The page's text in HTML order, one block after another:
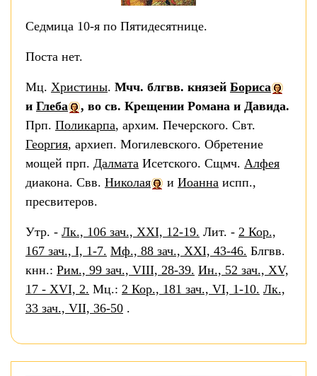
Седмица 10-я по Пятидесятнице.
Поста нет.
Мц. Христины. Мчч. блгвв. князей Бориса
и Глеба
, во св. Крещении Романа и Давида.
Прп. Поликарпа, архим. Печерского. Свт.
Георгия, архиеп. Могилевского. Обретение
мощей прп. Далмата Исетского. Сщмч. Алфея
диакона. Свв. Николая и Иоанна испп.,
пресвитеров.
Утр. - Лк., 106 зач., XXI, 12-19. Лит. - 2 Кор.,
167 зач., I, 1-7. Мф., 88 зач., XXI, 43-46. Блгвв.
кнн.: Рим., 99 зач., VIII, 28-39. Ин., 52 зач., XV,
17 - XVI, 2. Мц.: 2 Кор., 181 зач., VI, 1-10. Лк.,
33 зач., VII, 36-50 .